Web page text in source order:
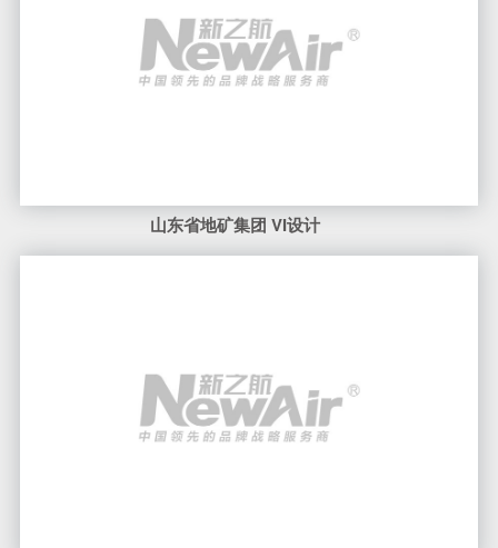
山东省地矿集团 VI设计